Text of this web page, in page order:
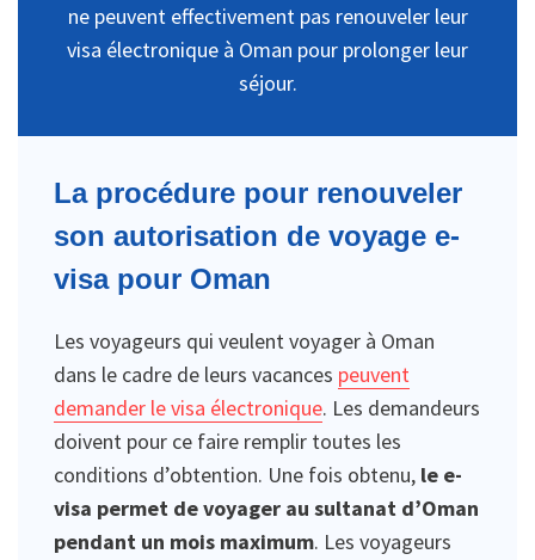
ne peuvent effectivement pas renouveler leur
visa électronique à Oman pour prolonger leur
séjour.
La procédure pour renouveler
son autorisation de voyage e-
visa pour Oman
Les voyageurs qui veulent voyager à Oman
dans le cadre de leurs vacances peuvent
demander le visa électronique. Les demandeurs
doivent pour ce faire remplir toutes les
conditions d’obtention. Une fois obtenu, le e-
visa permet de voyager au sultanat d’Oman
pendant un mois maximum. Les voyageurs